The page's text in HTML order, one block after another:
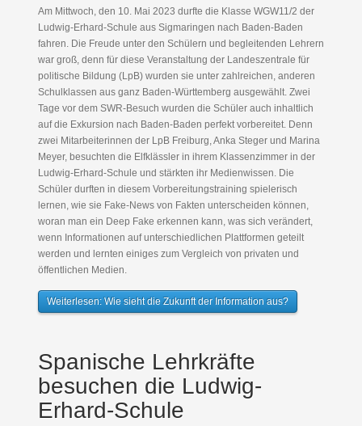
Am Mittwoch, den 10. Mai 2023 durfte die Klasse WGW11/2 der
Ludwig-Erhard-Schule aus Sigmaringen nach Baden-Baden
fahren. Die Freude unter den Schülern und begleitenden Lehrern
war groß, denn für diese Veranstaltung der Landeszentrale für
politische Bildung (LpB) wurden sie unter zahlreichen, anderen
Schulklassen aus ganz Baden-Württemberg ausgewählt. Zwei
Tage vor dem SWR-Besuch wurden die Schüler auch inhaltlich
auf die Exkursion nach Baden-Baden perfekt vorbereitet. Denn
zwei Mitarbeiterinnen der LpB Freiburg, Anka Steger und Marina
Meyer, besuchten die Elfklässler in ihrem Klassenzimmer in der
Ludwig-Erhard-Schule und stärkten ihr Medienwissen. Die
Schüler durften in diesem Vorbereitungstraining spielerisch
lernen, wie sie Fake-News von Fakten unterscheiden können,
woran man ein Deep Fake erkennen kann, was sich verändert,
wenn Informationen auf unterschiedlichen Plattformen geteilt
werden und lernten einiges zum Vergleich von privaten und
öffentlichen Medien.
Weiterlesen: Wie sieht die Zukunft der Information aus?
Spanische Lehrkräfte
besuchen die Ludwig-
Erhard-Schule